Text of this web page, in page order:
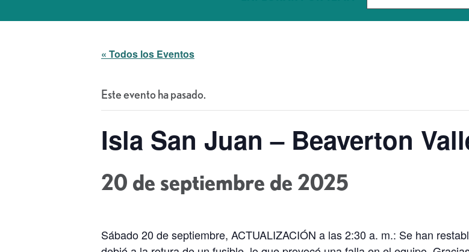
« Todos los Eventos
Este evento ha pasado.
Isla San Juan – Beaverton
20 de septiembre de 2025
Sábado 20 de septiembre, ACTUALIZACIÓN a las 2:30 a. m.: Se han